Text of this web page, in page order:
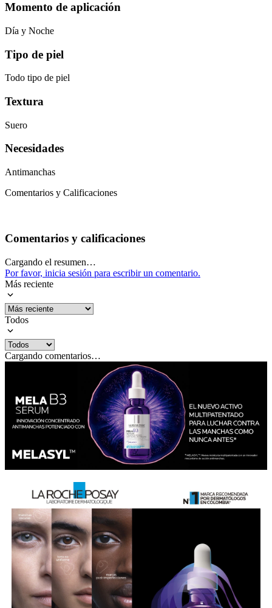
Momento de aplicación
Día y Noche
Tipo de piel
Todo tipo de piel
Textura
Suero
Necesidades
Antimanchas
Comentarios y Calificaciones
Comentarios y calificaciones
Cargando el resumen…
Por favor, inicia sesión para escribir un comentario.
Más reciente
Todos
Cargando comentarios…